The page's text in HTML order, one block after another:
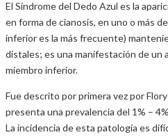
El Síndrome del Dedo Azul es la
en forma de cianosis, en uno o más
inferior es la más frecuente)
distales; es una manifestación de un
miembro inferior.
Fue descrito por primera vez por
presenta una prevalencia del 1% –
La incidencia de esta patología es